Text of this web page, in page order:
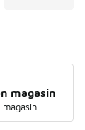
magasin
magasin